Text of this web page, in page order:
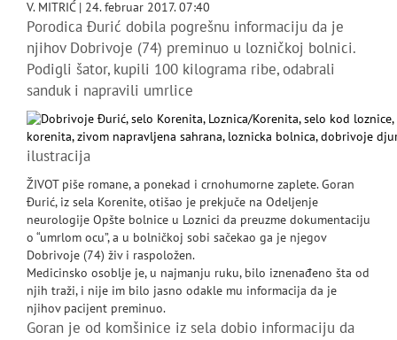
V. MITRIĆ| 24. februar 2017. 07:40
Porodica Đurić dobila pogrešnu informaciju da je
njihov Dobrivoje (74) preminuo u lozničkoj bolnici.
Podigli šator, kupili 100 kilograma ribe, odabrali
sanduk i napravili umrlice
ilustracija
ŽIVOT piše romane, a ponekad i crnohumorne zaplete. Goran
Đurić, iz sela Korenite, otišao je prekjuče na Odeljenje
neurologije Opšte bolnice u Loznici da preuzme dokumentaciju
o “umrlom ocu”, a u bolničkoj sobi sačekao ga je njegov
Dobrivoje (74) živ i raspoložen.
Medicinsko osoblje je, u najmanju ruku, bilo iznenađeno šta od
njih traži, i nije im bilo jasno odakle mu informacija da je
njihov pacijent preminuo.
Goran je od komšinice iz sela dobio informaciju da